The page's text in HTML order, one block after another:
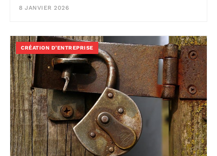
8 JANVIER 2026
CRÉATION D’ENTREPRISE